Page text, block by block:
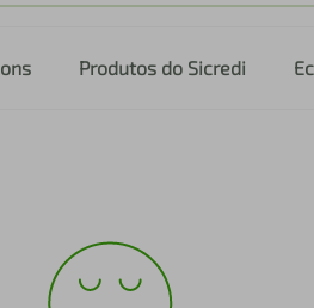
Produtos do Sicredi